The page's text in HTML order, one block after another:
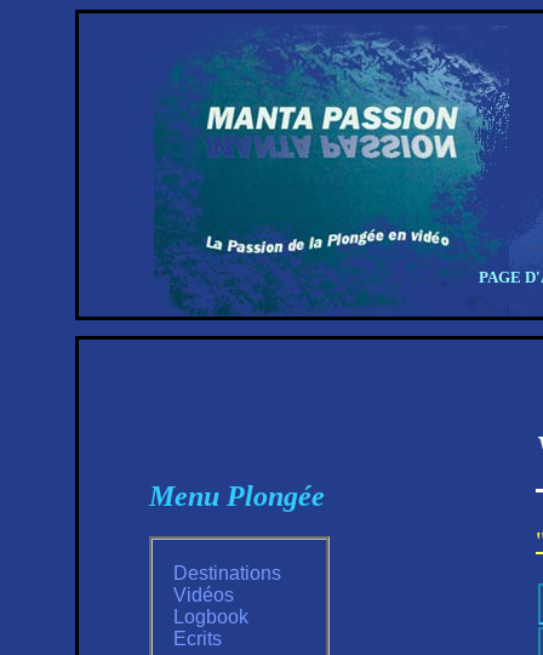
PAGE
Menu Plongée
Destinations
Vidéos
Logbook
Ecrits